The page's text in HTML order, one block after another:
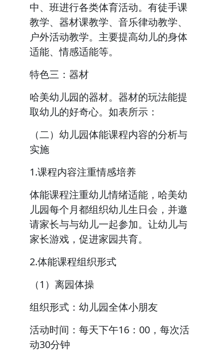
中、班进行各类体育活动。有徒手课
教学、器材课教学、音乐律动教学、
户外活动教学。主要提高幼儿的身体
适能、情感适能等。
特色三：器材
哈美幼儿园的器材。器材的玩法能提
取幼儿的好奇心。如表所示：
（二）幼儿园体能课程内容的分析与
实施
1.课程内容注重情感培养
体能课程注重幼儿情绪适能，哈美幼
儿园每个月都组织幼儿生日会，并邀
请家长与与幼儿一起参加。让幼儿与
家长游戏，促进家园共育。
2.体能课程组织形式
（1）离园体操
组织形式：幼儿园全体小朋友
活动时间：每天下午16：00，每次活
动30分钟